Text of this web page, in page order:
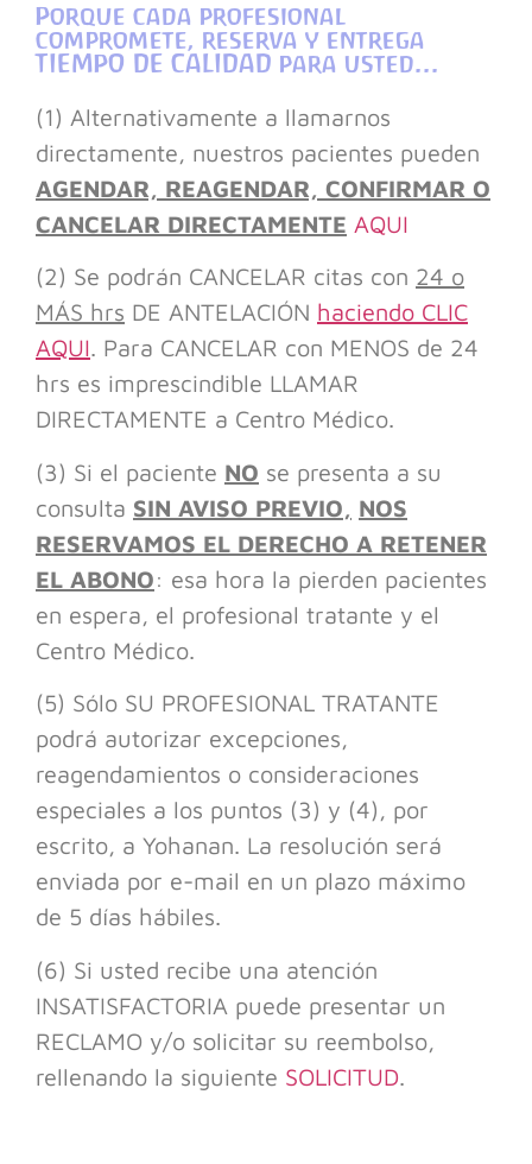
Porque cada profesional
compromete, reserva y entrega
TIEMPO DE CALIDAD para usted...
(1) Alternativamente a llamarnos
directamente, nuestros pacientes pueden
AGENDAR, REAGENDAR, CONFIRMAR O
CANCELAR DIRECTAMENTE AQUI
(2) Se podrán CANCELAR citas con 24 o
MÁS hrs DE ANTELACIÓN haciendo CLIC
AQUI. Para CANCELAR con MENOS de 24
hrs es imprescindible LLAMAR
DIRECTAMENTE a Centro Médico.
(3) Si el paciente NO se presenta a su
consulta SIN AVISO PREVIO, NOS
RESERVAMOS EL DERECHO A RETENER
EL ABONO: esa hora la pierden pacientes
en espera, el profesional tratante y el
Centro Médico.
(5) Sólo SU PROFESIONAL TRATANTE
podrá autorizar excepciones,
reagendamientos o consideraciones
especiales a los puntos (3) y (4), por
escrito, a Yohanan. La resolución será
enviada por e-mail en un plazo máximo
de 5 días hábiles.
(6) Si usted recibe una atención
INSATISFACTORIA puede presentar un
RECLAMO y/o solicitar su reembolso,
rellenando la siguiente SOLICITUD